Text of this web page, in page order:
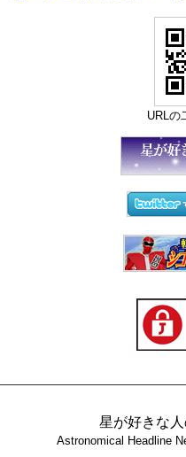
URLの
星が好きな
Astronomical Headline